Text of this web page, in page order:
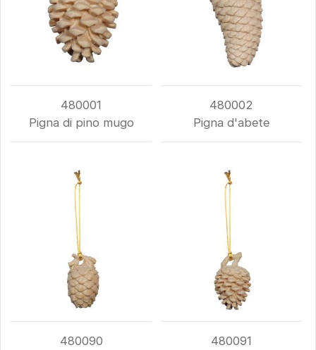
480001
Pigna di pino mugo
480002
Pigna d'abete
480090
480091